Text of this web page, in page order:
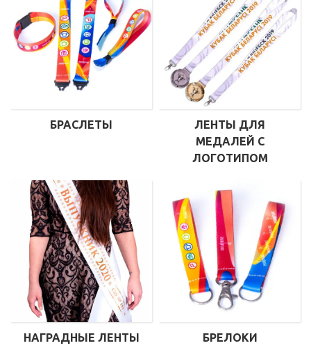
БРАСЛЕТЫ
ЛЕНТЫ ДЛЯ
МЕДАЛЕЙ С
ЛОГОТИПОМ
НАГРАДНЫЕ ЛЕНТЫ БРЕЛОКИ